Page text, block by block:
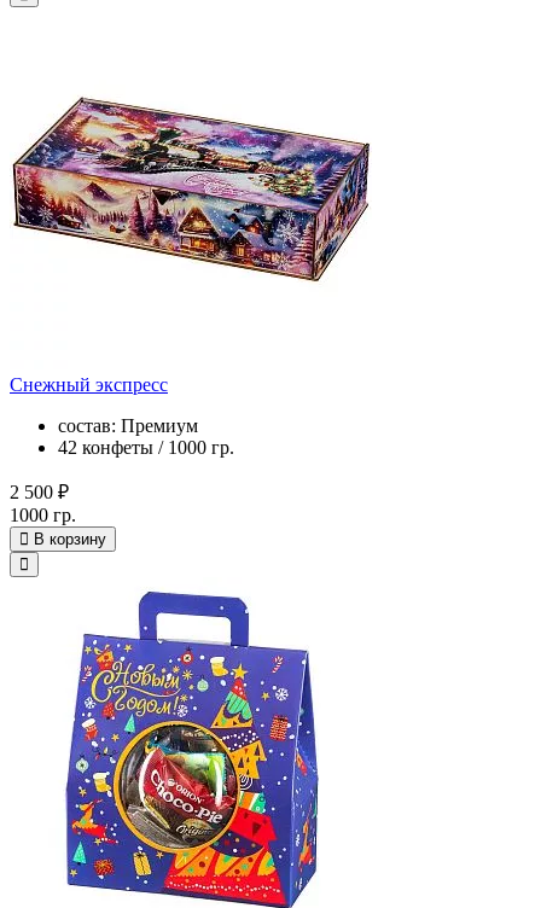
Снежный экспресс
состав: Премиум
42 конфеты / 1000 гр.
2 500 ₽
1000 гр.
В корзину